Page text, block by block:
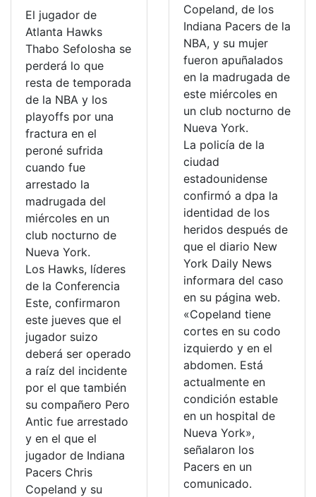
El jugador de
Atlanta Hawks
Thabo Sefolosha se
perderá lo que
resta de temporada
de la NBA y los
playoffs por una
fractura en el
peroné sufrida
cuando fue
arrestado la
madrugada del
miércoles en un
club nocturno de
Nueva York.
Los Hawks, líderes
de la Conferencia
Este, confirmaron
este jueves que el
jugador suizo
deberá ser operado
a raíz del incidente
por el que también
su compañero Pero
Antic fue arrestado
y en el que el
jugador de Indiana
Pacers Chris
Copeland y su
Copeland, de los
Indiana Pacers de la
NBA, y su mujer
fueron apuñalados
en la madrugada de
este miércoles en
un club nocturno de
Nueva York.
La policía de la
ciudad
estadounidense
confirmó a dpa la
identidad de los
heridos después de
que el diario New
York Daily News
informara del caso
en su página web.
«Copeland tiene
cortes en su codo
izquierdo y en el
abdomen. Está
actualmente en
condición estable
en un hospital de
Nueva York»,
señalaron los
Pacers en un
comunicado.